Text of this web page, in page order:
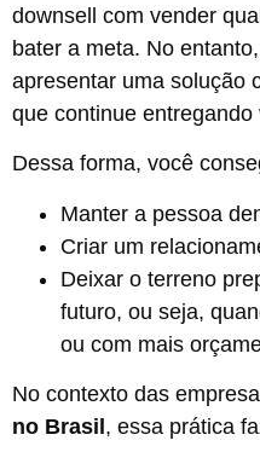
downsell com vender
bater a meta. No
apresentar uma solução
que continue entregando
Dessa forma, você
Manter a pessoa
Criar um
Deixar o terreno
futuro, ou seja,
ou com mais
No contexto das
no Brasil, essa prática